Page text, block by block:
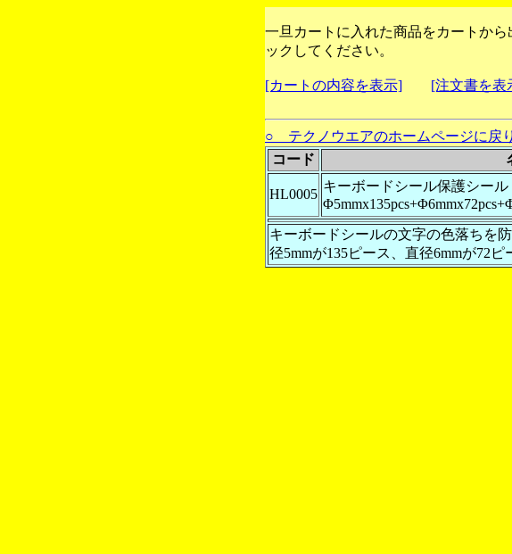
一旦カートに入れた商品をカートか
ックしてください。
[カートの内容を表示] [注文書を表
○ テクノウエアのホームページに戻り
コード
HL0005
キーボードシール保護シール
キーボードシールの文字の色落ちを
径5mmが135ピース、直径6mmが72ピ